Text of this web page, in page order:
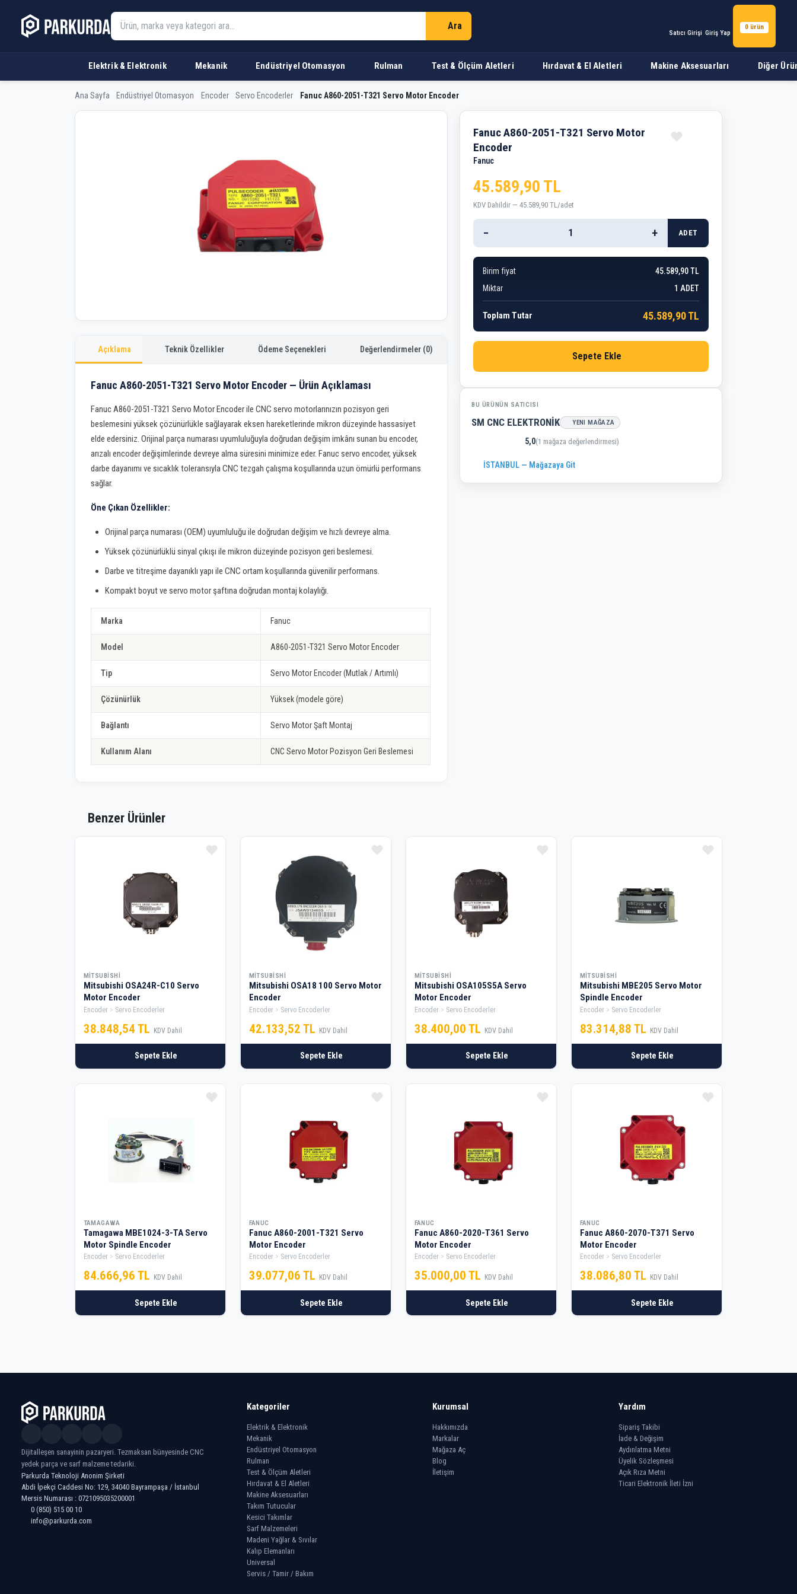
Ara
Satıcı Girişi Giriş Yap
0 ürün
Elektrik & Elektronik Mekanik Endüstriyel Otomasyon Rulman Test & Ölçüm Aletleri Hırdavat & El Aletleri Makine Aksesuarları Diğer
Ana Sayfa Endüstriyel Otomasyon Encoder Servo Encoderler Fanuc A860-2051-T321 Servo Motor Encoder
Fanuc A860-2051-T321 Servo Motor Encoder
Açıklama Teknik Özellikler Ödeme Seçenekleri Değerlendirmeler (0)
Fanuc A860-2051-T321 Servo Motor Encoder — Ürün Açıklaması
Fanuc A860-2051-T321 Servo Motor Encoder ile CNC servo motorlarınızın pozisyon geri
beslemesini yüksek çözünürlükle sağlayarak eksen hareketlerinde mikron düzeyinde hassasiyet
elde edersiniz. Orijinal parça numarası uyumluluğuyla doğrudan değişim imkânı sunan bu encoder,
arızalı encoder değişimlerinde devreye alma süresini minimize eder. Fanuc servo encoder, yüksek
darbe dayanımı ve sıcaklık toleransıyla CNC tezgah çalışma koşullarında uzun ömürlü performans
sağlar.
Öne Çıkan Özellikler:
Orijinal parça numarası (OEM) uyumluluğu ile doğrudan değişim ve hızlı devreye alma.
Yüksek çözünürlüklü sinyal çıkışı ile mikron düzeyinde pozisyon geri beslemesi.
Darbe ve titreşime dayanıklı yapı ile CNC ortam koşullarında güvenilir performans.
Kompakt boyut ve servo motor şaftına doğrudan montaj kolaylığı.
Marka Fanuc
Model A860-2051-T321 Servo Motor Encoder
Tip Servo Motor Encoder (Mutlak / Artımlı)
Çözünürlük Yüksek (modele göre)
Bağlantı Servo Motor Şaft Montaj
Kullanım Alanı CNC Servo Motor Pozisyon Geri Beslemesi
Fanuc A860-2051-T321 Servo Motor
Encoder
Fanuc
45.589,90 TL
KDV Dahildir — 45.589,90 TL/adet
− + ADET
Birim fiyat
45.589,90 TL
Miktar
1 ADET
Toplam Tutar 45.589,90 TL
Sepete Ekle
BU ÜRÜNÜN SATICISI
SM CNC ELEKTRONİK YENI MAĞAZA
5,0(1 mağaza değerlendirmesi)
İSTANBUL — Mağazaya Git
Benzer Ürünler
MITSUBISHI
Mitsubishi OSA24R-C10 Servo
Motor Encoder
Encoder Servo Encoderler
38.848,54 TL KDV Dahil
Sepete Ekle
MITSUBISHI
Mitsubishi OSA18 100 Servo Motor
Encoder
Encoder Servo Encoderler
42.133,52 TL KDV Dahil
Sepete Ekle
MITSUBISHI
Mitsubishi OSA105S5A Servo
Motor Encoder
Encoder Servo Encoderler
38.400,00 TL KDV Dahil
Sepete Ekle
MITSUBISHI
Mitsubishi MBE205 Servo Motor
Spindle Encoder
Encoder Servo Encoderler
83.314,88 TL KDV Dahil
Sepete Ekle
TAMAGAWA
Tamagawa MBE1024-3-TA Servo
Motor Spindle Encoder
Encoder Servo Encoderler
84.666,96 TL KDV Dahil
Sepete Ekle
FANUC
Fanuc A860-2001-T321 Servo
Motor Encoder
Encoder Servo Encoderler
39.077,06 TL KDV Dahil
Sepete Ekle
FANUC
Fanuc A860-2020-T361 Servo
Motor Encoder
Encoder Servo Encoderler
35.000,00 TL KDV Dahil
Sepete Ekle
FANUC
Fanuc A860-2070-T371 Servo
Motor Encoder
Encoder Servo Encoderler
38.086,80 TL KDV Dahil
Sepete Ekle
Dijitalleşen sanayinin pazaryeri. Tezmaksan bünyesinde CNC
yedek parça ve sarf malzeme tedariki.
Parkurda Teknoloji Anonim Şirketi
Abdi İpekçi Caddesi No: 129, 34040 Bayrampaşa / İstanbul
Mersis Numarası : 0721095035200001
0 (850) 515 00 10
info@parkurda.com
Kategoriler
Elektrik & Elektronik
Mekanik
Endüstriyel Otomasyon
Rulman
Test & Ölçüm Aletleri
Hırdavat & El Aletleri
Makine Aksesuarları
Takım Tutucular
Kesici Takımlar
Sarf Malzemeleri
Madeni Yağlar & Sıvılar
Kalıp Elemanları
Universal
Servis / Tamir / Bakım
Kurumsal
Hakkımızda
Markalar
Mağaza Aç
Blog
İletişim
Yardım
Sipariş Takibi
İade & Değişim
Aydınlatma Metni
Üyelik Sözleşmesi
Açık Rıza Metni
Ticari Elektronik İleti İzni